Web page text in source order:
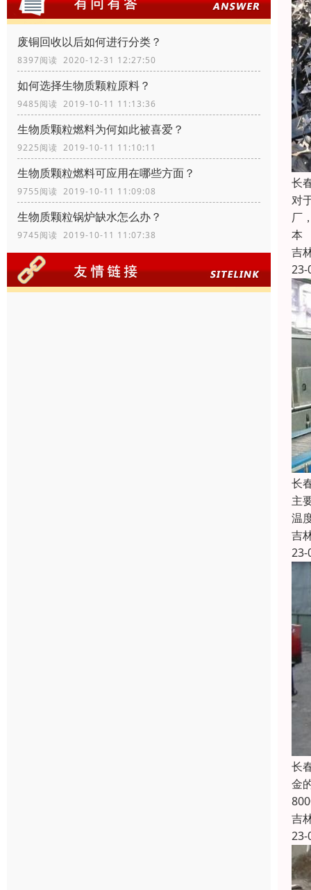
废铜回收以后如何进行分类？
8397阅读 2020-12-31 12:27:50
如何选择生物质颗粒原料？
9485阅读 2019-10-11 11:13:36
生物质颗粒燃料为何如此被喜爱？
9225阅读 2019-10-11 11:10:11
生物质颗粒燃料可应用在哪些方面？
9755阅读 2019-10-11 11:09:08
生物质颗粒锅炉缺水怎么办？
9745阅读 2019-10-11 11:07:38
长
对
厂
本
吉
23-
长
主
温
吉
23-
长
金
吉
23-